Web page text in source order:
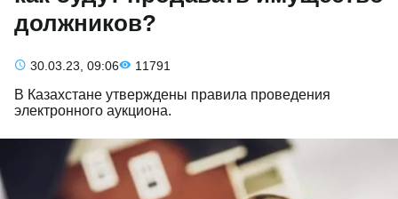
должников?
30.03.23, 09:06 11791
В Казахстане утверждены правила проведения
электронного аукциона.